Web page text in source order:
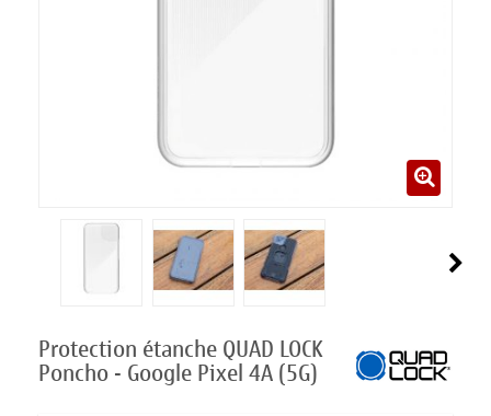
Protection étanche QUAD LOCK
Poncho - Google Pixel 4A (5G)